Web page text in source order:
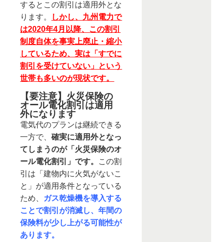
するとこの割引は適用外とな
ります。
しかし、九州電力で
は2020年4月以降、この割引
制度自体を事実上廃止・縮小
しているため、実は「すでに
割引を受けていない」という
世帯も多いのが現状です。
【要注意】火災保険の
オール電化割引は適用
外になります
電気代のプランは継続できる
一方で、確実に適用外となっ
てしまうのが「火災保険のオ
ール電化割引」です。 この割
引は「建物内に火気がないこ
と」が適用条件となっている
ため、 ガス乾燥機を導入する
ことで割引が消滅し、年間の
保険料が少し上がる可能性が
あります。